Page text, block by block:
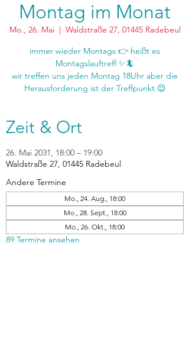
Montag im Monat
Mo., 26. Mai
  |
Waldstraße 27, 01445 Radebeul
immer wieder Montags 👉 heißt es
Montagslauftreff ✨🦎
wir treffen uns jeden Montag 18Uhr aber die
Zeit & Ort
26. Mai 2031, 18:00 – 19:00
Waldstraße 27, 01445 Radebeul
Andere Termine
Mo., 24. Aug., 18:00
Mo., 28. Sept., 18:00
Mo., 26. Okt., 18:00
89 Termine ansehen